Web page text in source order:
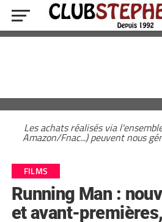
Les achats réalisés via
Amazon/Fnac...) peuvent nous
FILMS
Running Man :
et avant-